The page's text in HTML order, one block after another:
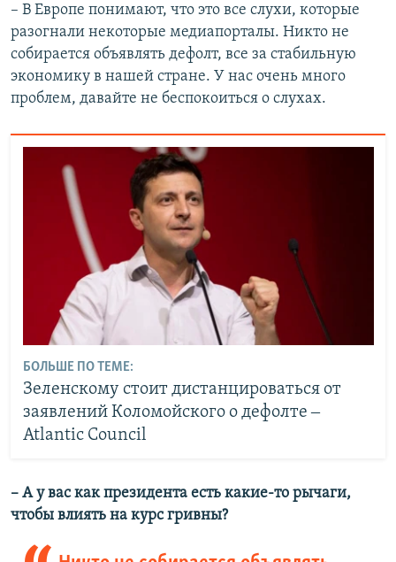
– В Европе понимают, что это все слухи, которые
разогнали некоторые медиапорталы. Никто не
собирается объявлять дефолт, все за стабильную
экономику в нашей стране. У нас очень много
проблем, давайте не беспокоиться о слухах.
БОЛЬШЕ ПО ТЕМЕ:
Зеленскому стоит дистанцироваться от
заявлений Коломойского о дефолте ‒
Atlantic Council
– А у вас как президента есть какие-то рычаги,
чтобы влиять на курс гривны?